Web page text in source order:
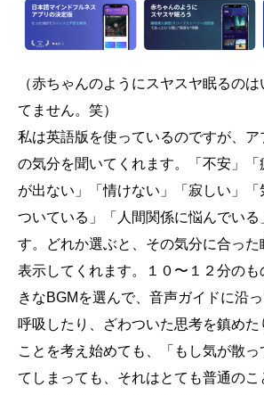
（赤ちゃんのようにスヤスヤ眠るの
てません。笑）
私は英語版を使っているのですが、ア
の気分を聞いてくれます。「不安」
が出ない」「情けない」「寂しい」「
ついている」「人間関係に悩んでいる
す。どれか選ぶと、その気分に合った
表示してくれます。１０〜１２分の
きなBGMを選んで、音声ガイドに沿
呼吸したり、ざわついた思考を鎮め
ことを考え始めても、「もし気が散っ
てしまっても、それはとても普通のこ